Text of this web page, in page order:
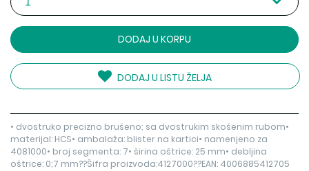
DODAJ U KORPU
DODAJ U LISTU ŽELJA
• dvostruko precizno brušeno; sa dvostrukim skošenim rubom•
materijal: HCS• ambalaža: blister na kartici• namenjeno za
4081000• broj segmenta: 7• širina oštrice: 25 mm• debljina
oštrice: 0;7 mm??Šifra proizvoda:4127000??EAN: 4006885412705